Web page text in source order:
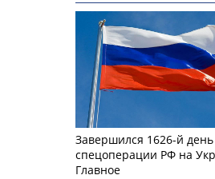
Завершился 1626-й день
спецоперации РФ на
Главное